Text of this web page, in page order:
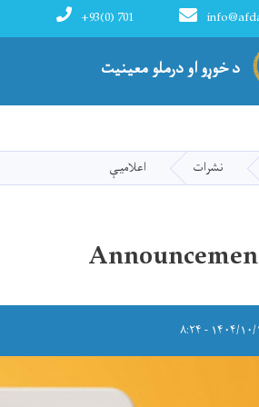
د خوړو او درملو معینیت
+93(0) 701
مارکیت خدمتونه ریاست
نشرات اعلامیې